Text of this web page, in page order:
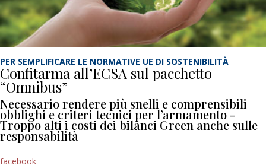
PER SEMPLIFICARE LE NORMATIVE UE DI SOSTENIBILITÀ
Confitarma all’ECSA sul pacchetto
“Omnibus”
Necessario rendere più snelli e comprensibili
obblighi e criteri tecnici per l’armamento -
Troppo alti i costi dei bilanci Green anche sulle
responsabilità
facebook